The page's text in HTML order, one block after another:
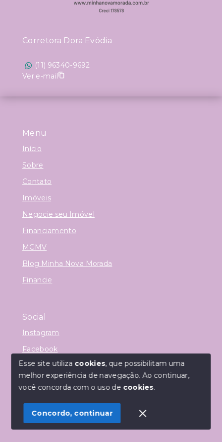
Menu
Início
Sobre
Contato
Imóveis
Negocie seu Imóvel
Financiamento
MCMV
Blog Minha Nova Morada
Financie
Social
Instagram
Facebook
© Copyright 2026 - Corretora Dora Evódia - Todos os
SITE PARA IMOBILIARIA
Corretora Dora Evódia
(11) 96340-9692
Ver e-mail
Esse site utiliza cookies, que possibilitam uma
melhor experiência de navegação.Ao continuar,
você concorda com o uso de cookies.
Concordo, continuar